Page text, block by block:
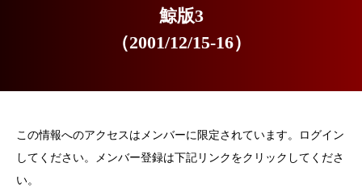
鯨版3
（2001/12/15-16）
この情報へのアクセスはメンバーに限定されています。ログイン
してください。メンバー登録は下記リンクをクリックしてくださ
い。